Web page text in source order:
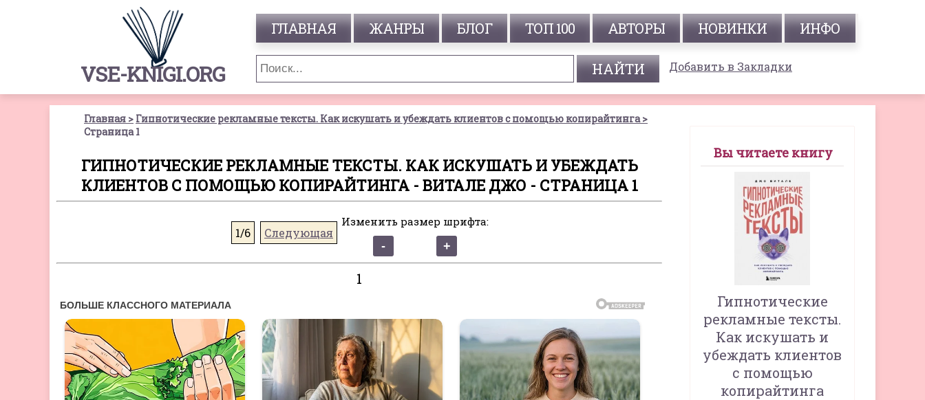
VSE-KNIGI.ORG
ГЛАВНАЯ ЖАНРЫ БЛОГ ТОП 100 АВТОРЫ НОВИНКИ ИНФО
Добавить в Закладки
Главная
Гипнотические рекламные тексты. Как искушать и убеждать клиентов с помощью копирайтинга
Страница 1
ГИПНОТИЧЕСКИЕ РЕКЛАМНЫЕ ТЕКСТЫ. КАК ИСКУШАТЬ И УБЕЖДАТЬ
КЛИЕНТОВ С ПОМОЩЬЮ КОПИРАЙТИНГА - ВИТАЛЕ ДЖО - СТРАНИЦА 1
1/6 Следующая
Изменить размер шрифта:
1
Вы читаете книгу
Гипнотические
рекламные тексты.
Как искушать и
убеждать клиентов
с помощью
копирайтинга